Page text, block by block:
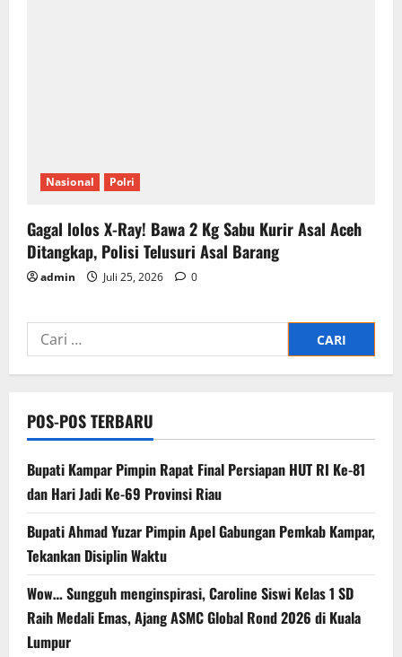
Nasional Polri
Gagal lolos X-Ray! Bawa 2 Kg Sabu Kurir Asal Aceh
Ditangkap, Polisi Telusuri Asal Barang
admin Juli 25, 2026 0
Cari
untuk:
POS-POS TERBARU
Bupati Kampar Pimpin Rapat Final Persiapan HUT RI Ke-81
dan Hari Jadi Ke-69 Provinsi Riau
Bupati Ahmad Yuzar Pimpin Apel Gabungan Pemkab Kampar,
Tekankan Disiplin Waktu
Wow… Sungguh menginspirasi, Caroline Siswi Kelas 1 SD
Raih Medali Emas, Ajang ASMC Global Rond 2026 di Kuala
Lumpur